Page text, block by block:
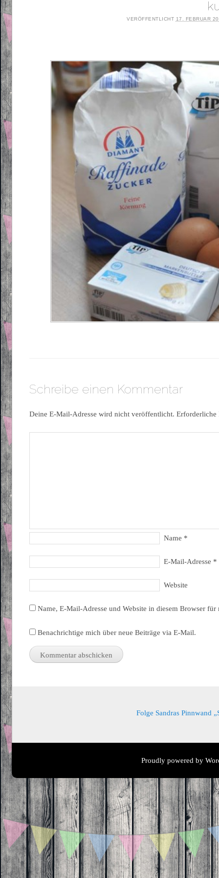
VERÖFFENTLICHT 17. FEBRUAR
Schreibe einen Kommentar
Deine E-Mail-Adresse wird nicht veröffentlicht.
Name *
E-Mail-Adresse *
Website
Name, E-Mail-Adresse und Website in diesem Browser
Benachrichtige mich über neue Beiträge via E-Mail.
Folge Sandras Pinnwand
Proudly powered by